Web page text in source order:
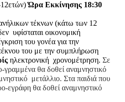
Ώρα Εκκίνησης 18:30
τέκνων (κάτω των 12
υφίσταται οικονομική
του γονέα για την
του με την συμπλήρωση
ηλεκτρονική χρονομέτρηση. Σε
γραμμένα θα δοθεί αναμνηστικό
μετάλλιο. Στα παιδιά που
εγράφη θα δοθεί αναμνηστικό